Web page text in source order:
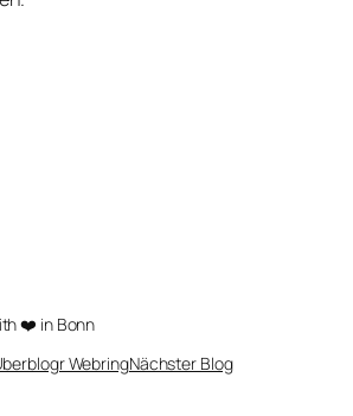
❤️ in Bonn
WebringNächster Blog